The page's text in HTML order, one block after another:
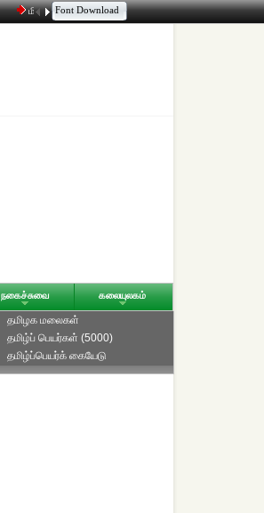
மின்னஞ்சல் திரட்டி உரையாடல்
Font Download
நகைச்சுவை கலையுலகம்
தமிழக மலைகள்
தமிழ்ப் பெயர்கள் (5000)
தமிழ்ப்பெயர்க் கையேடு